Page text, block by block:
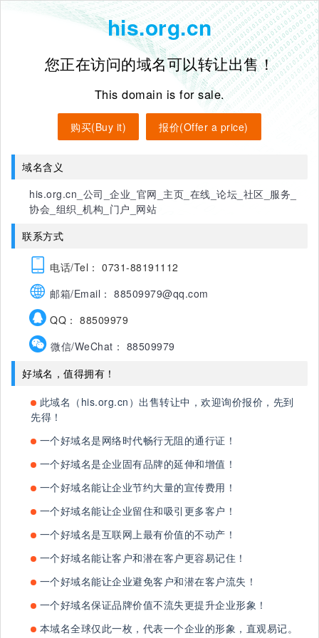
his.org.cn
您正在访问的域名可以转让出售！
This domain is for sale.
购买(Buy it) 报价(Offer a price)
域名含义
his.org.cn_公司_企业_官网_主页_在线_论坛_社区_服务_
协会_组织_机构_门户_网站
联系方式
电话/Tel： 0731-88191112
邮箱/Email： 88509979@qq.com
QQ： 88509979
微信/WeChat： 88509979
好域名，值得拥有！
此域名（his.org.cn）出售转让中，欢迎询价报价，先到
先得！
一个好域名是网络时代畅行无阻的通行证！
一个好域名是企业固有品牌的延伸和增值！
一个好域名能让企业节约大量的宣传费用！
一个好域名能让企业留住和吸引更多客户！
一个好域名是互联网上最有价值的不动产！
一个好域名能让客户和潜在客户更容易记住！
一个好域名能让企业避免客户和潜在客户流失！
一个好域名保证品牌价值不流失更提升企业形象！
本域名全球仅此一枚，代表一个企业的形象，直观易记。